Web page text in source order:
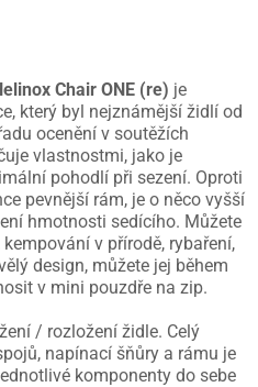
Chair ONE (re) je
který byl nejznámější židlí od
ocenění v soutěžích
vlastnostmi, jako je
pohodlí při sezení. Oproti
pevnější rám, je o něco vyšší
hmotnosti sedícího. Můžete
v přírodě, rybaření,
design, můžete jej během
v mini pouzdře na zip.
/ rozložení židle. Celý
napínací šňůry a rámu je
komponenty do sebe